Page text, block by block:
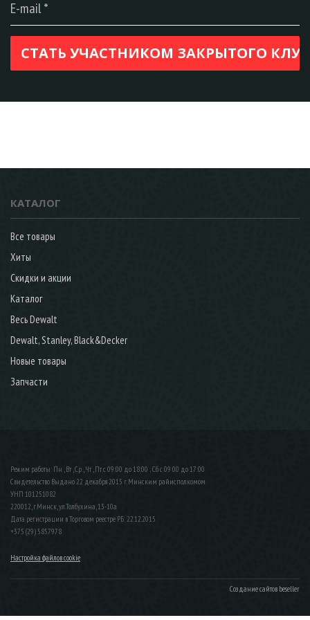
КАТАЛОГ
Все товары
Хиты
Скидки и акции
Каталог
Весь Dewalt
Dewalt, Stanley, Black&Decker
Новые товары
Запчасти
Режим работы: Пн , Вт , Ср , Чт , Пт c 09:00 до 18:00 ; Сб c 09:00 до 17:00
Свидетельство Выдано 22 декабря 2015 г. Минским райисполкомом
УНП 101251082
220012, г.Минск, ул.Толбухина, 13-10а
Дата регистрации в Торговом реестре РБ: 22.12.2015
+375 (29) 5857978
Настройка файлов cookie
Создание сайтов beseller